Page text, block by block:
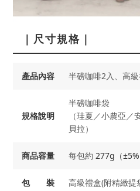
｜尺寸規格｜
產品內容 半磅咖啡2入、高
規格說明
半磅咖啡袋
（珪夏／小農亞
貝拉）
商品容量 每包約 277g（±5%
包 裝 高級禮盒(附精緻提